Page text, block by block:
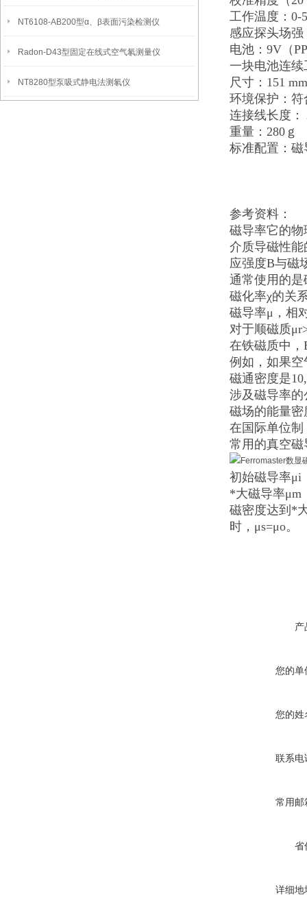
NT6108-AB200型α、β表面污染检测仪
Radon-D43型固定在线式空气氡测量仪
NT8280型泵吸式静电法测氡仪
工作温度
感应探头场
电池：9V（
一块电池连
尺寸：151
环境保护：
连接线长度
重量：280
标准配置：
参考资料：
磁导率它的
介质导磁性
应强度B与磁
通常使用的
磁化率χ的关
磁导率μ，相
对于顺磁质
在铁磁质中
例如，如果空
磁通密度是
涉及磁导率的
磁场的能量密
在国际单位
常用的真空
初始磁导率μi
*大磁导率μm
磁密度达到*
时，μs=μo。
产
您的单
您的姓
联系电
常用邮
省
详细地